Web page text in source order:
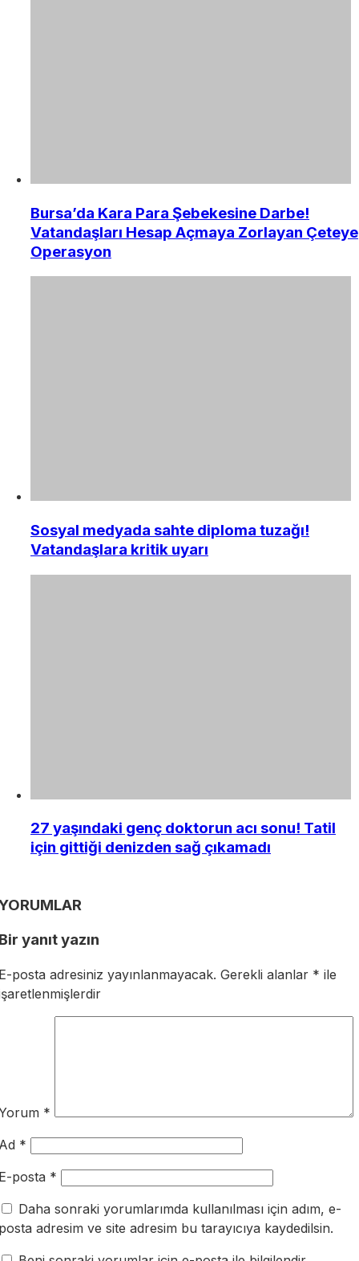
Bursa’da Kara Para Şebekesine Darbe!
Vatandaşları Hesap Açmaya Zorlayan Çeteye
Operasyon
Sosyal medyada sahte diploma tuzağı!
Vatandaşlara kritik uyarı
27 yaşındaki genç doktorun acı sonu! Tatil
için gittiği denizden sağ çıkamadı
yanıt yazın
posta adresiniz yayınlanmayacak. Gerekli alanlar * ile
*
*
posta *
Daha sonraki yorumlarımda kullanılması için adım, e-
adresim ve site adresim bu tarayıcıya kaydedilsin.